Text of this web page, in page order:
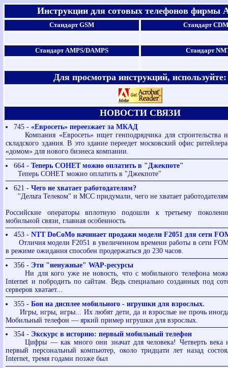
Инструкции для сотовых телефонов фирмы
Стандарт GSM Стандарт
Стандарт AMPS/DAMPS Стандарт
Для просмотра инструкций, используйте:
НОВОСТИ СВЯЗИ
745 - «Евросеть» переезжает за МКАД
Компания «Евросеть» ищет генподрядчика для строительства
складского здания. В это здание переедет московский офис
«домом» для нового бизнеса компании.
664 - Теперь СОНЕТ можно оплатить в "Джекпоте"
Теперь СОНЕТ можно оплатить в "Джекпоте"
621 - Чего не хватает работодателям?
"Дельта Телеком" и МСС придумали, чего не хватает работодателям
Российские операторы вплотную подошли к третьему
мобильной связи, главная особенность
453 - NTT DoCoMo начинает продажи модели F2051 для сети
Отличия модели F2051 в увеличенном времени работы в сети
в режиме ожидания способен продержаться до 230 часов.
356 - Эти "ненужные" WAP-ресурсы
Ни для кого уже не новость, что с мобильного телефона
Internet и побродить по сайтам. Ведь специально созданных под
серверов хватает...
355 - Бои на дисплее мобильного - игрушки для взрослых.
Игры, игры, игры... Их любят дети, да и взрослые не прочь иногда
Мобильный телефон — яркий пример игрушки для взрослых.
354 - Экскурс в историю: первый мобильный телефон
Цифры — как много они значат для человека! Четверть века
первый персональный компьютер, около тридцати лет назад
Internet, тремя годами позже был